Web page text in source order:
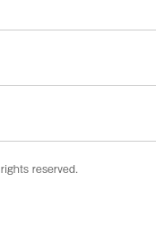
reserved.